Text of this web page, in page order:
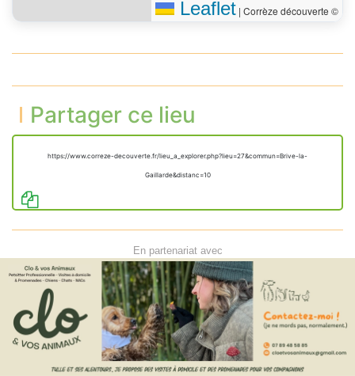
Leaflet | Corrèze découverte ©
Partager ce lieu
https://www.correze-decouverte.fr/lieu_a_explorer.php?lieu=27&commun=Brive-la-
Gaillarde&distanc=10
En partenariat avec